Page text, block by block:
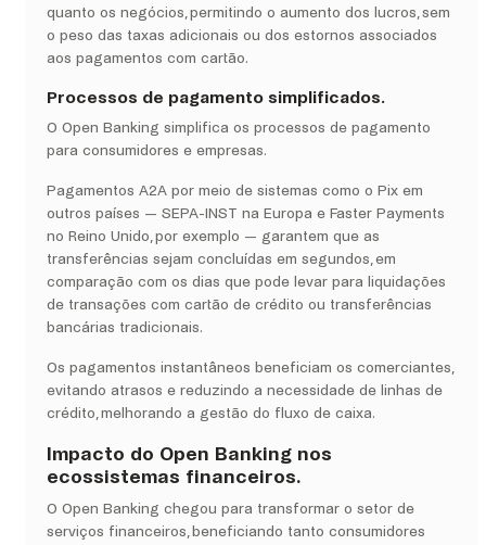
quanto os negócios, permitindo o aumento dos lucros, sem
o peso das taxas adicionais ou dos estornos associados
aos pagamentos com cartão.
Processos de pagamento simplificados.
O Open Banking simplifica os processos de pagamento
para consumidores e empresas.
Pagamentos A2A por meio de sistemas como o Pix em
outros países — SEPA-INST na Europa e Faster Payments
no Reino Unido, por exemplo — garantem que as
transferências sejam concluídas em segundos, em
comparação com os dias que pode levar para liquidações
de transações com cartão de crédito ou transferências
bancárias tradicionais.
Os pagamentos instantâneos beneficiam os comerciantes,
evitando atrasos e reduzindo a necessidade de linhas de
crédito, melhorando a gestão do fluxo de caixa.
Impacto do Open Banking nos
ecossistemas financeiros.
O Open Banking chegou para transformar o setor de
serviços financeiros, beneficiando tanto consumidores